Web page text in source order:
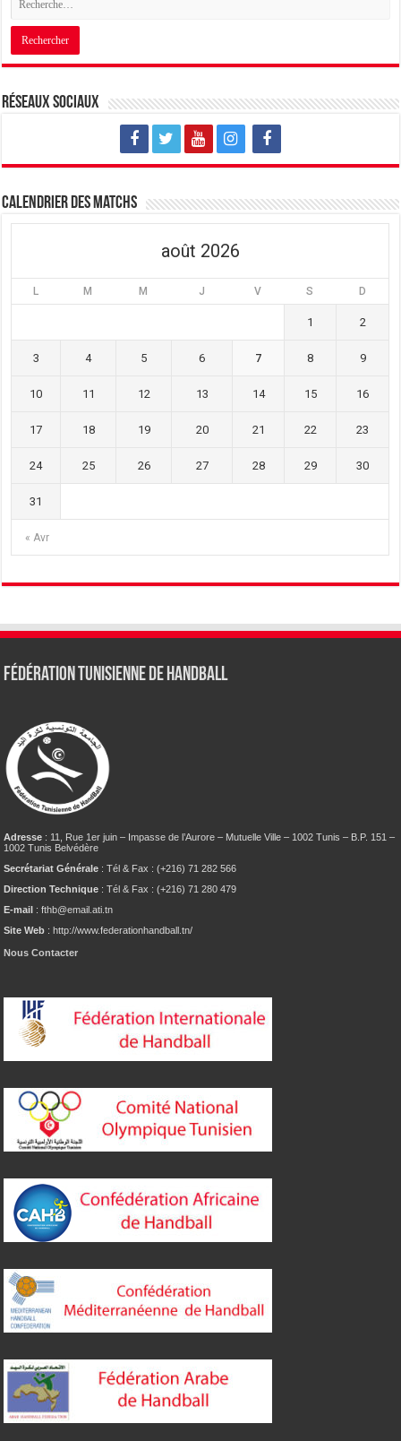
Réseaux sociaux
Calendrier des matchs
août 2026
L M M J V S D
« Avr
1 2
3 4 5 6 7 8 9
10 11 12 13 14 15 16
17 18 19 20 21 22 23
24 25 26 27 28 29 30
31
Fédération tunisienne de Handball
Adresse : 11, Rue 1er juin – Impasse de l’Aurore – Mutuelle Ville – 1002 Tunis – B.P. 151 –
1002 Tunis Belvédère
Secrétariat Générale : Tél & Fax : (+216) 71 282 566
Direction Technique : Tél & Fax : (+216) 71 280 479
E-mail : fthb@email.ati.tn
Site Web : http://www.federationhandball.tn/
Nous Contacter